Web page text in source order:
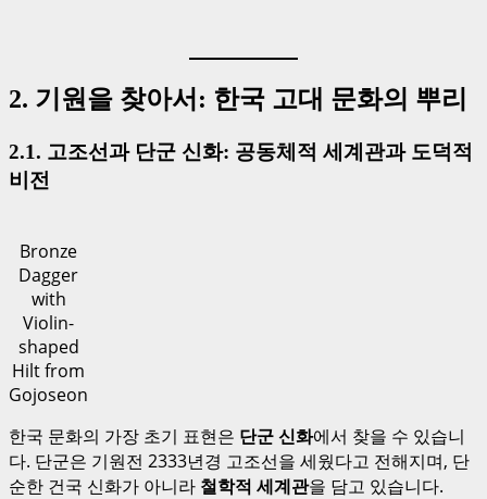
2. 기원을 찾아서: 한국 고대 문화의 뿌리
2.1. 고조선과 단군 신화: 공동체적 세계관과 도덕적
비전
Bronze
Dagger
with
Violin-
shaped
Hilt from
Gojoseon
한국 문화의 가장 초기 표현은 단군 신화에서 찾을 수 있습니
다. 단군은 기원전 2333년경 고조선을 세웠다고 전해지며, 단
순한 건국 신화가 아니라 철학적 세계관을 담고 있습니다.